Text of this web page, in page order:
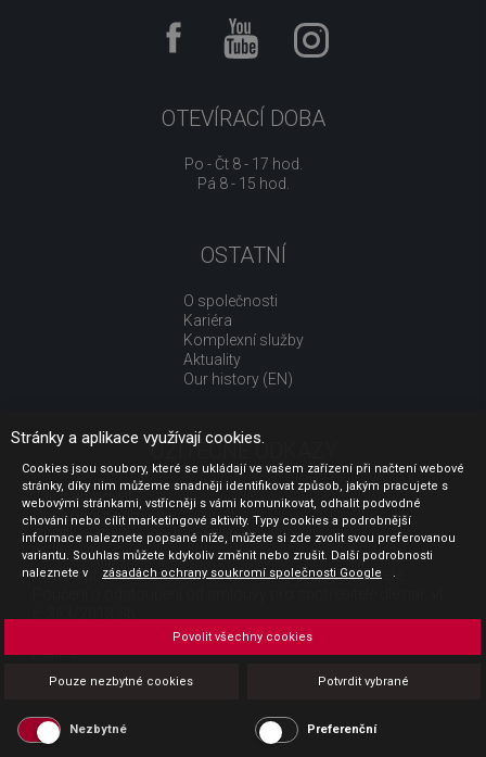
OTEVÍRACÍ DOBA
Po - Čt 8 - 17 hod.
Pá 8 - 15 hod.
OSTATNÍ
O společnosti
Kariéra
Komplexní služby
Aktuality
Our history (EN)
UŽITEČNÉ ODKAZY
Jak nakupovat
Obchodní podmínky
GDPR - ochrana osobních údajů
Profil zadavatele
Sdělení před uzavřením kupní smlouvy pro spotřebitele
Platba
Povinná publicita
Stránky a aplikace využívají cookies.
Cookies jsou soubory, které se ukládají ve vašem zařízení při načtení webové
stránky, díky nim můžeme snadněji identifikovat způsob, jakým pracujete s
webovými stránkami, vstřícněji s vámi komunikovat, odhalit podvodné
chování nebo cílit marketingové aktivity. Typy cookies a podrobnější
informace naleznete popsané níže, můžete si zde zvolit svou preferovanou
variantu. Souhlas můžete kdykoliv změnit nebo zrušit. Další podrobnosti
naleznete v
zásadách ochrany soukromí společnosti Google .
Pouze nezbytné cookies Potvrdit vybrané
Povolit všechny cookies
Nezbytné Preferenční